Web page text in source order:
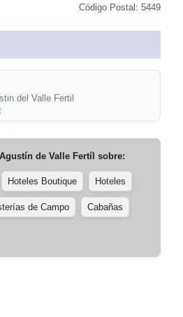
Código Postal: 5449
del Valle Fertil
de Valle Fertíl sobre:
Hoteles Boutique Hoteles
de Campo Cabañas